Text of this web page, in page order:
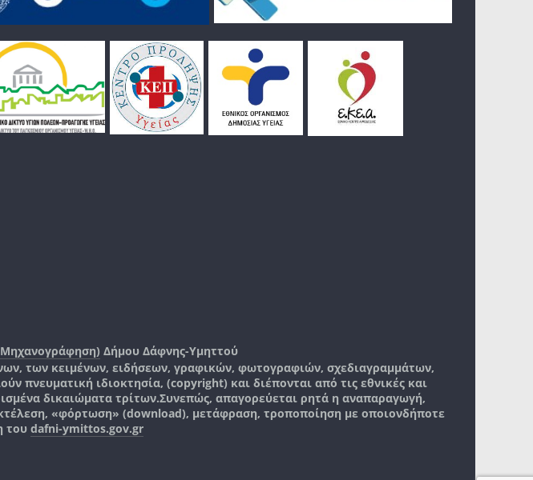
Δήμου Δάφνης-Υμηττού
των κειμένων, ειδήσεων, γραφικών, φωτογραφιών, σχεδιαγραμμάτων,
πνευματική ιδιοκτησία, (copyright) και διέπονται από τις εθνικές και
δικαιώματα τρίτων.Συνεπώς, απαγορεύεται ρητά η αναπαραγωγή,
«φόρτωση» (download), μετάφραση, τροποποίηση με οποιονδήποτε
του dafni-ymittos.gov.gr